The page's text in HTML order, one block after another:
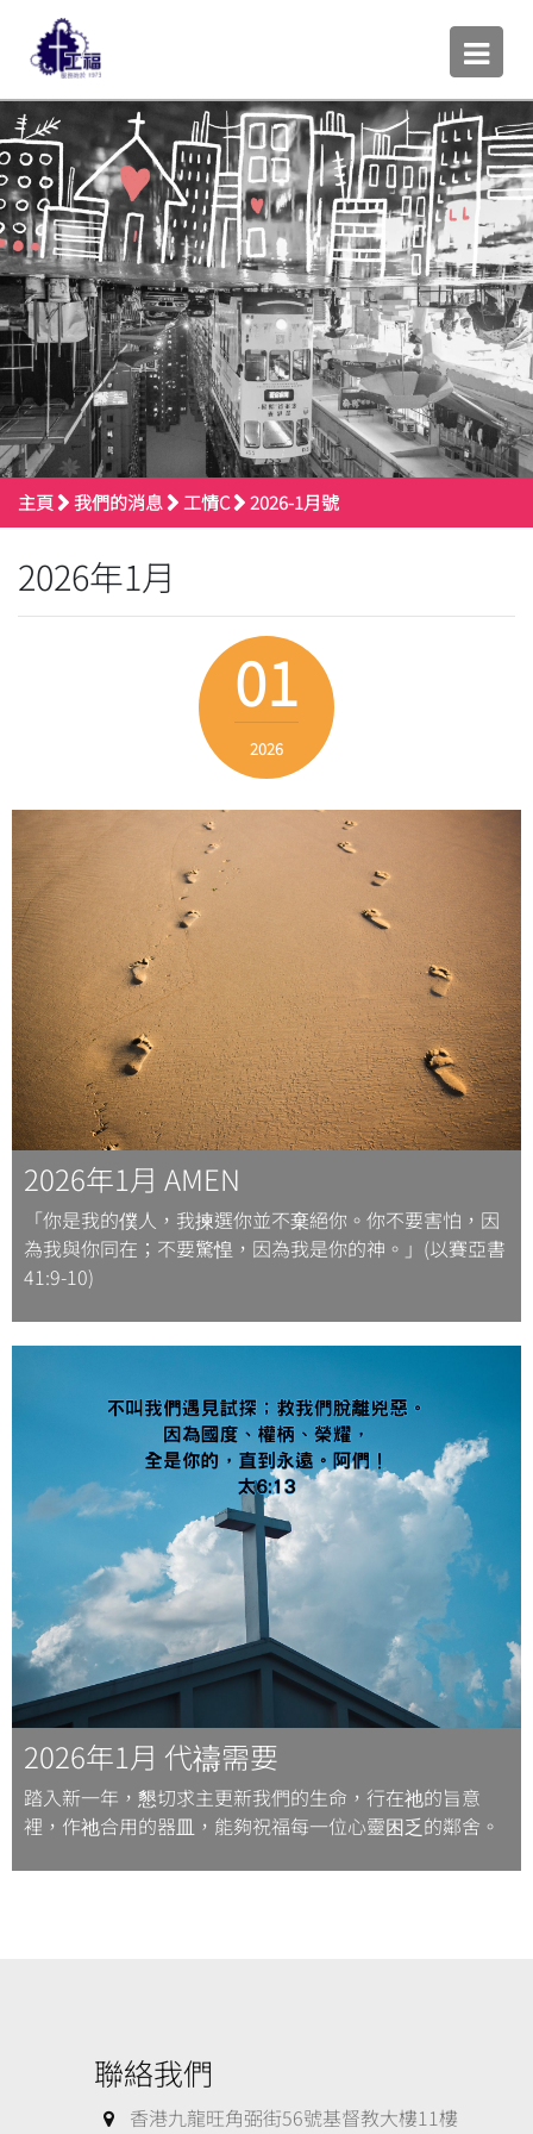
主頁 我們的消息 工情C 2026-1月號
2026年1月
01
2026
2026年1月 AMEN
「你是我的僕人，我揀選你並不棄絕你。你不要害怕，因
為我與你同在；不要驚惶，因為我是你的神。」(以賽亞書
41:9-10)
2026年1月 代禱需要
踏入新一年，懇切求主更新我們的生命，行在祂的旨意
裡，作祂合用的器皿，能夠祝福每一位心靈困乏的鄰舍。
聯絡我們
香港九龍旺角弼街56號基督教大樓11樓